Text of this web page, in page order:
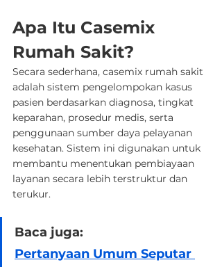
Apa Itu Casemix
Rumah Sakit?
Secara sederhana, casemix rumah sakit
adalah sistem pengelompokan kasus
pasien berdasarkan diagnosa, tingkat
keparahan, prosedur medis, serta
penggunaan sumber daya pelayanan
kesehatan. Sistem ini digunakan untuk
membantu menentukan pembiayaan
layanan secara lebih terstruktur dan
terukur.
Baca juga:
Pertanyaan Umum Seputar